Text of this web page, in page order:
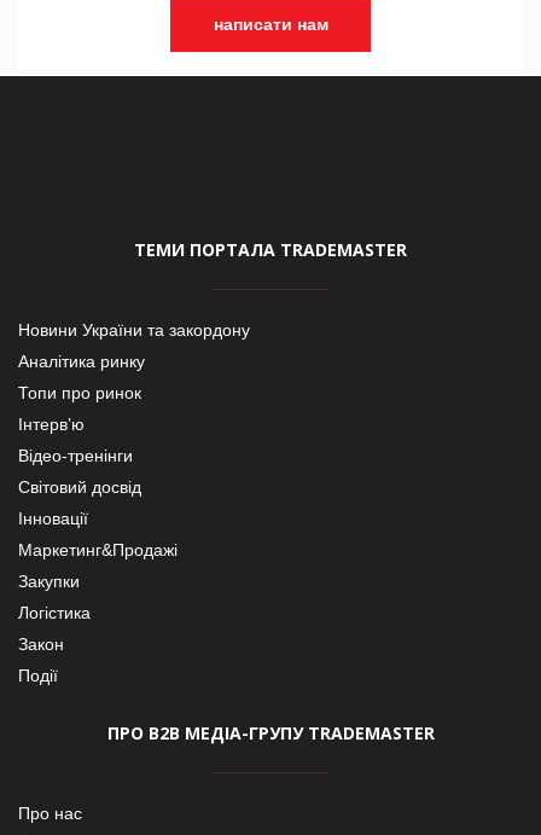
написати нам
ТЕМИ ПОРТАЛА TRADEMASTER
Новини України та закордону
Аналітика ринку
Топи про ринок
Інтерв’ю
Відео-тренінги
Світовий досвід
Інновації
Маркетинг&Продажі
Закупки
Логістика
Закон
Події
ПРО В2В МЕДІА-ГРУПУ TRADEMASTER
Про нас